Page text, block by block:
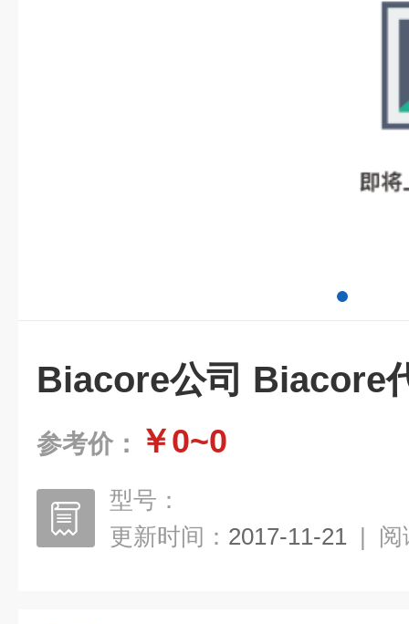
Biacore公司 Biacore
参考价： ￥0~0
型号：
更新时间： 2017-11-21 | 阅